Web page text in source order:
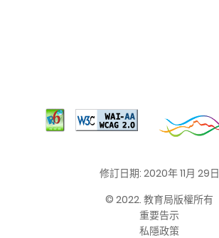
修訂日期: 2020年 11月 29日
© 2022. 教育局版權所有
重要告示
私隱政策